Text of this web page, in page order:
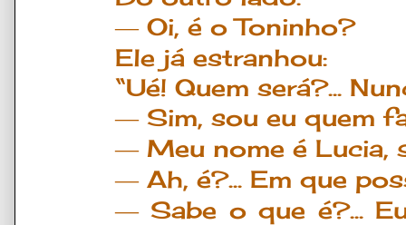
―Oi, é o Toninho?
Ele já estranhou:
“Ué! Quem será?...
―Sim, sou eu quem
―Meu nome é Lucia,
―Ah, é?... Em que
―Sabe o que é?...